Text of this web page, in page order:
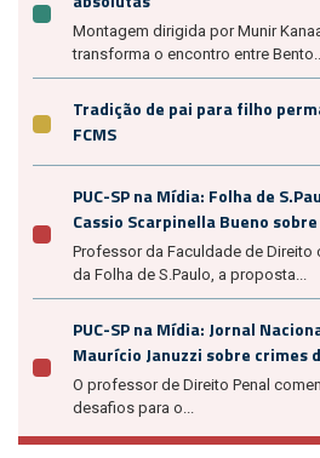
Montagem dirigida por Munir
transforma o encontro entre
Tradição de pai para filho
FCMS
PUC-SP na Mídia: Folha de
Cassio Scarpinella Bueno
Professor da Faculdade de Direito
da Folha de S.Paulo, a proposta...
PUC-SP na Mídia: Jornal
Maurício Januzzi sobre crimes
O professor de Direito Penal
desafios para o...